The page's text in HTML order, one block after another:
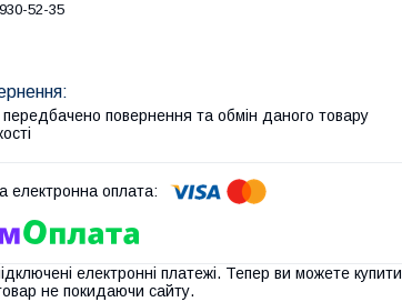
52-35
повернення та обмін даного товару
електронні платежі. Тепер ви можете купити
не покидаючи сайту.